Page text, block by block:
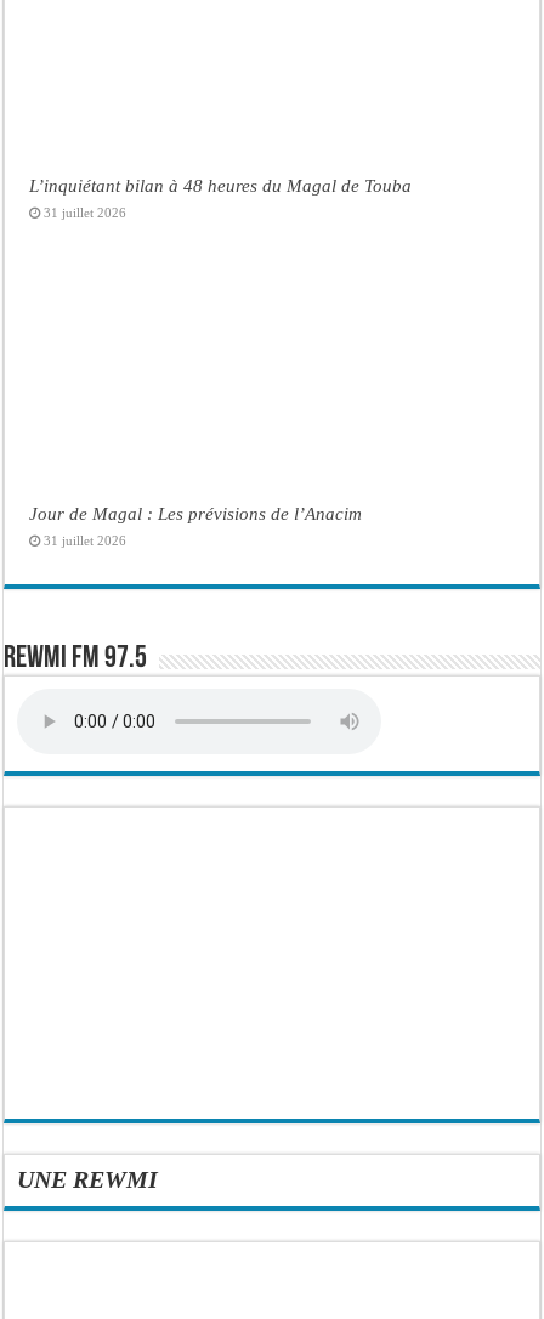
L’inquiétant bilan à 48 heures du Magal de Touba
31 juillet 2026
Jour de Magal : Les prévisions de l’Anacim
31 juillet 2026
Rewmi FM 97.5
UNE REWMI